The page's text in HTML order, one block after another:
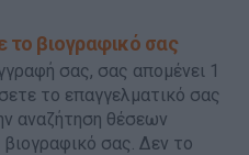
το βιογραφικό σας
σας, σας απομένει 1
το επαγγελματικό σας
αναζήτηση θέσεων
σας. Δεν το